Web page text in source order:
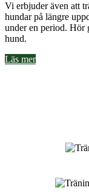
Vi erbjuder även att
hundar på längre
under en period. Hör
hund.
Läs mer